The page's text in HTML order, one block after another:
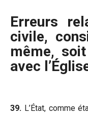
Erreurs
civile,
même,
avec
39. L’État, comme